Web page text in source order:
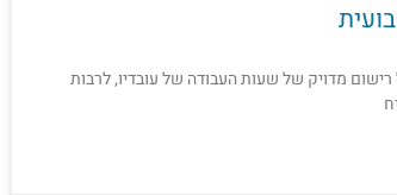
מדויק של שעות העבודה של עובדיו, לרבות